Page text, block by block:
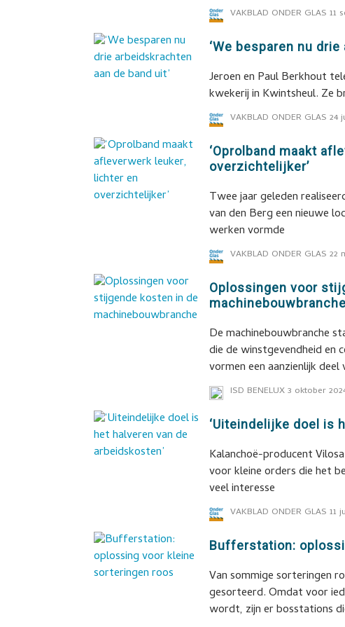
VAKBLAD ONDER GLAS 11
‘We besparen nu
Jeroen en Paul Berkhout
kwekerij in Kwintsheul. Ze
VAKBLAD ONDER GLAS 24
‘Oprolband maakt
overzichtelijker’
Twee jaar geleden
van den Berg een nieuwe
werken vormde
VAKBLAD ONDER GLAS 22
Oplossingen voor
machinebouwbranche
De machinebouwbranche
die de winstgevendheid en
vormen een aanzienlijk
ISD BENELUX 3 oktober
‘Uiteindelijke doel is
Kalanchoë-producent
voor kleine orders die het
veel interesse
VAKBLAD ONDER GLAS 11
Bufferstation:
Van sommige sorteringen
gesorteerd. Omdat voor
wordt, zijn er bosstations